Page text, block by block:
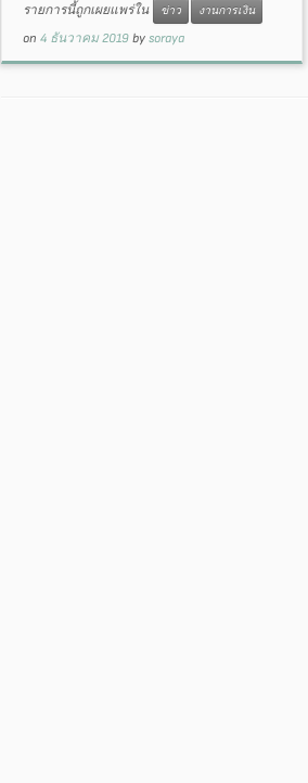
รายการนี้ถูกเผยแพร่ใน ข่าว งานการเงิน
on4 ธันวาคม 2019 bysoraya